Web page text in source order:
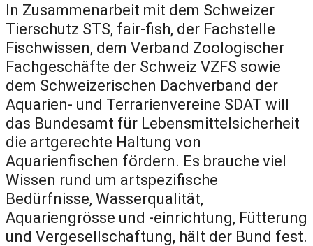
In Zusammenarbeit mit dem Schweizer
Tierschutz STS, fair-fish, der Fachstelle
Fischwissen, dem Verband Zoologischer
Fachgeschäfte der Schweiz VZFS sowie
dem Schweizerischen Dachverband der
Aquarien- und Terrarienvereine SDAT will
das Bundesamt für Lebensmittelsicherheit
die artgerechte Haltung von
Aquarienfischen fördern. Es brauche viel
Wissen rund um artspezifische
Bedürfnisse, Wasserqualität,
Aquariengrösse und -einrichtung, Fütterung
und Vergesellschaftung, hält der Bund fest.